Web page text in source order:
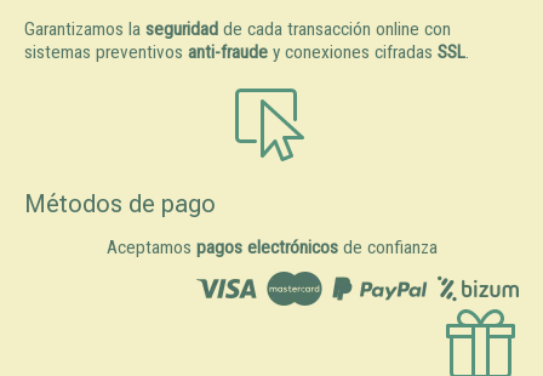
Garantizamos la seguridad de cada transacción online con
sistemas preventivos anti-fraude y conexiones cifradas SSL
Métodos de pago
Aceptamos pagos electrónicosde confianza